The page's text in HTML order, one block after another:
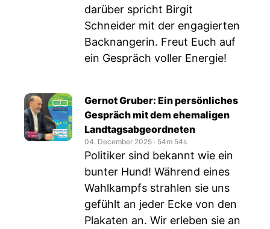
darüber spricht Birgit
Schneider mit der engagierten
Backnangerin. Freut Euch auf
ein Gespräch voller Energie!
Gernot Gruber: Ein persönliches
Gespräch mit dem ehemaligen
Landtagsabgeordneten
04. December 2025 ‧ 54m 54s
Politiker sind bekannt wie ein
bunter Hund! Während eines
Wahlkampfs strahlen sie uns
gefühlt an jeder Ecke von den
Plakaten an. Wir erleben sie an